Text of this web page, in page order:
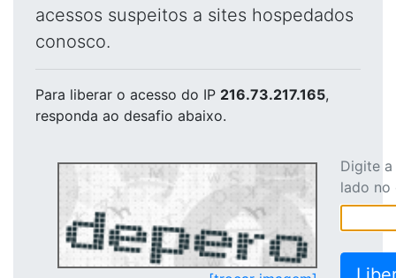
acessos suspeitos a sites hospedados
conosco.
Para liberar o acesso do IP 216.73.217.165,
responda ao desafio abaixo.
Digite
lado no